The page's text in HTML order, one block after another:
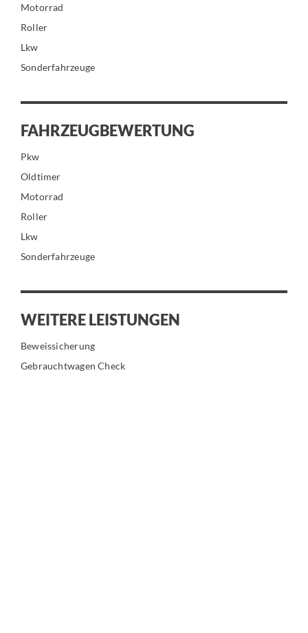
Motorrad
Roller
Lkw
Sonderfahrzeuge
FAHRZEUGBEWERTUNG
Pkw
Oldtimer
Motorrad
Roller
Lkw
Sonderfahrzeuge
WEITERE LEISTUNGEN
Beweissicherung
Gebrauchtwagen Check